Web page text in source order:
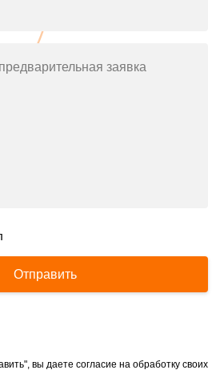
заявка
Отправить
вы даете согласие на обработку своих